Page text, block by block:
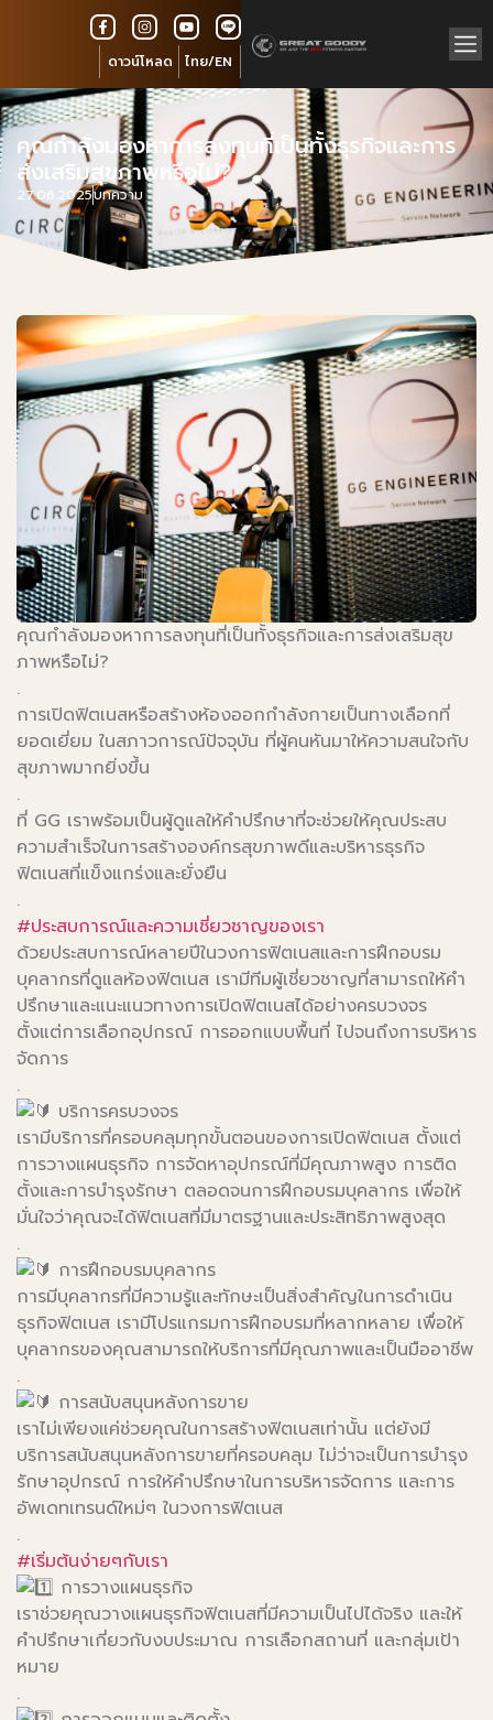
ดาวน์โหลด ไทย/EN
คุณกำลังมองหาการลงทุนที่เป็นทั้งธุรกิจและการ
ส่งเสริมสุขภาพหรือไม่?
27.06.2025บทความ
คุณกำลังมองหาการลงทุนที่เป็นทั้งธุรกิจและการส่งเสริมสุข
ภาพหรือไม่?
.
การเปิดฟิตเนสหรือสร้างห้องออกกำลังกายเป็นทางเลือกที่
ยอดเยี่ยม ในสภาวการณ์ปัจจุบัน ที่ผู้คนหันมาให้ความสนใจกับ
สุขภาพมากยิ่งขึ้น
.
ที่ GG เราพร้อมเป็นผู้ดูแลให้คำปรึกษาที่จะช่วยให้คุณประสบ
ความสำเร็จในการสร้างองค์กรสุขภาพดีและบริหารธุรกิจ
ฟิตเนสที่แข็งแกร่งและยั่งยืน
.
#ประสบการณ์และความเชี่ยวชาญของเรา
ด้วยประสบการณ์หลายปีในวงการฟิตเนสและการฝึกอบรม
บุคลากรที่ดูแลห้องฟิตเนส เรามีทีมผู้เชี่ยวชาญที่สามารถให้คำ
ปรึกษาและแนะแนวทางการเปิดฟิตเนสได้อย่างครบวงจร
ตั้งแต่การเลือกอุปกรณ์ การออกแบบพื้นที่ ไปจนถึงการบริหาร
จัดการ
.
บริการครบวงจร
เรามีบริการที่ครอบคลุมทุกขั้นตอนของการเปิดฟิตเนส ตั้งแต่
การวางแผนธุรกิจ การจัดหาอุปกรณ์ที่มีคุณภาพสูง การติด
ตั้งและการบำรุงรักษา ตลอดจนการฝึกอบรมบุคลากร เพื่อให้
มั่นใจว่าคุณจะได้ฟิตเนสที่มีมาตรฐานและประสิทธิภาพสูงสุด
.
การฝึกอบรมบุคลากร
การมีบุคลากรที่มีความรู้และทักษะเป็นสิ่งสำคัญในการดำเนิน
ธุรกิจฟิตเนส เรามีโปรแกรมการฝึกอบรมที่หลากหลาย เพื่อให้
บุคลากรของคุณสามารถให้บริการที่มีคุณภาพและเป็นมืออาชีพ
.
การสนับสนุนหลังการขาย
เราไม่เพียงแค่ช่วยคุณในการสร้างฟิตเนสเท่านั้น แต่ยังมี
บริการสนับสนุนหลังการขายที่ครอบคลุม ไม่ว่าจะเป็นการบำรุง
รักษาอุปกรณ์ การให้คำปรึกษาในการบริหารจัดการ และการ
อัพเดทเทรนด์ใหม่ๆ ในวงการฟิตเนส
.
#เริ่มต้นง่ายๆกับเรา
การวางแผนธุรกิจ
เราช่วยคุณวางแผนธุรกิจฟิตเนสที่มีความเป็นไปได้จริง และให้
คำปรึกษาเกี่ยวกับงบประมาณ การเลือกสถานที่ และกลุ่มเป้า
หมาย
.